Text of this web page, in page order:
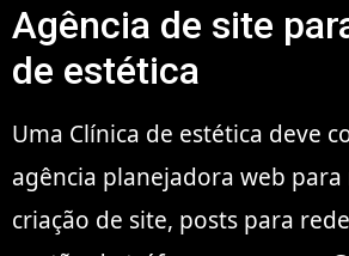
Agência de site
de estética
Uma Clínica de estética deve
agência planejadora web para
criação de site, posts para